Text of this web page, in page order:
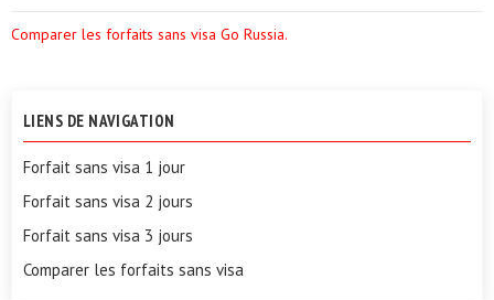
Comparer les forfaits sans visa Go Russia.
LIENS DE NAVIGATION
Forfait sans visa 1 jour
Forfait sans visa 2 jours
Forfait sans visa 3 jours
Comparer les forfaits sans visa